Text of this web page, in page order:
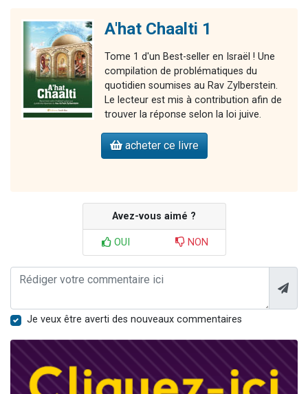
A'hat Chaalti 1
Tome 1 d'un Best-seller en Israël ! Une
compilation de problématiques du
quotidien soumises au Rav Zylberstein.
Le lecteur est mis à contribution afin de
trouver la réponse selon la loi juive.
acheter ce livre
Avez-vous aimé ?
OUI NON
Je veux être averti des nouveaux commentaires